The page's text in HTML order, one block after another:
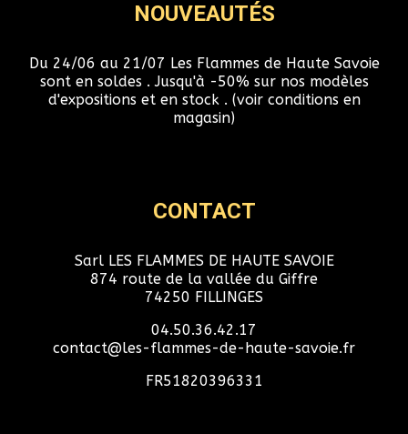
NOUVEAUTÉS
Du 24/06 au 21/07 Les Flammes de Haute Savoie
sont en soldes . Jusqu'à -50% sur nos modèles
d'expositions et en stock . (voir conditions en
magasin)
CONTACT
Sarl LES FLAMMES DE HAUTE SAVOIE
874 route de la vallée du Giffre
74250 FILLINGES
04.50.36.42.17
contact@les-flammes-de-haute-savoie.fr
FR51820396331